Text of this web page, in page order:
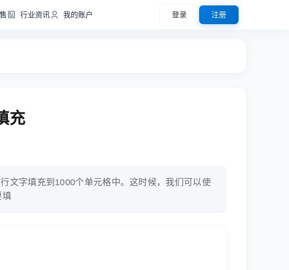
行业资讯 我的账户 登录 注册
充
文字填充到1000个单元格中。这时候，我们可以使
填